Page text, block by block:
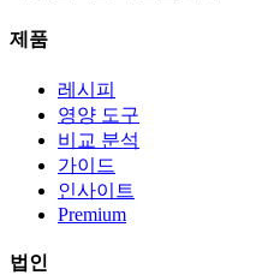
제품
레시피
영양 도구
비교 분석
가이드
인사이트
Premium
법인